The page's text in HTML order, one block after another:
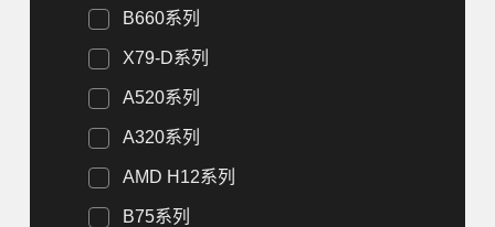
B660系列
X79-D系列
A520系列
A320系列
AMD H12系列
B75系列